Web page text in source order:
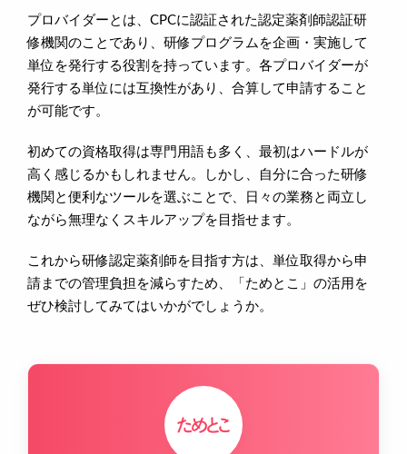
プロバイダーとは、CPCに認証された認定薬剤師認証研
修機関のことであり、研修プログラムを企画・実施して
単位を発行する役割を持っています。各プロバイダーが
発行する単位には互換性があり、合算して申請すること
が可能です。
初めての資格取得は専門用語も多く、最初はハードルが
高く感じるかもしれません。しかし、自分に合った研修
機関と便利なツールを選ぶことで、日々の業務と両立し
ながら無理なくスキルアップを目指せます。
これから研修認定薬剤師を目指す方は、単位取得から申
請までの管理負担を減らすため、「ためとこ」の活用を
ぜひ検討してみてはいかがでしょうか。